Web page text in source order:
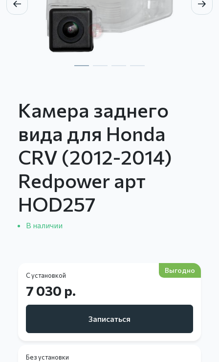
Камера заднего
вида для Honda
CRV (2012-2014)
Redpower арт
HOD257
В наличии
С установкой
Выгодно
7 030 р.
Записаться
Без установки